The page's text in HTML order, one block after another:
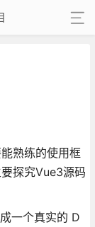
熟练的使用框
探究Vue3源码
一个真实的 D